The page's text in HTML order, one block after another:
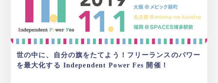
世の中に、自分の旗をたてよう！フリーランスのパワー
を最大化する Independent Power Fes 開催！